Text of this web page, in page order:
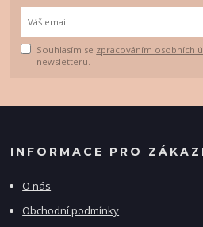
Souhlasím se zpracováním osobních
newsletteru.
INFORMACE PRO
O nás
Obchodní podmínky